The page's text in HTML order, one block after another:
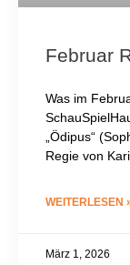
Februar
Was im
„Ödipus“
Regie von
WEITERLESEN
März 1, 2026